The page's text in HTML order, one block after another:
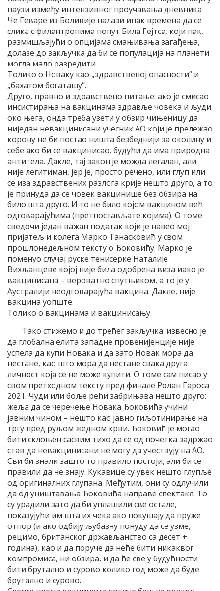
паузи између интензивног проучавања дневника
Че Геваре из Боливије налази ипак времена да се
слика с филантропима попут Била Гејтса, који пак,
размишљајући о опцијама смањивања загађења,
долазе до закључка да би се популација на планети
могла мало разредити.
Толико о Новаку као „здравственој опасности“ и
„бахатом богаташу“.
Друго, правно и здравствено питање: ако је смисао
инсистирања на вакцинама здравље човека и људи
око њега, онда треба узети у обзир чињеницу да
ниједан невакцинисани учесник АО који је прележао
корону не би постао ништа безбеднији за околину и
себе ако би се вакцинисао, будући да има природна
антитела. Дакле, тај закон је можда легалан, али
није легитиман, јер је, просто речено, или глуп или
се иза здравствених разлога крије нешто друго, а то
је принуда да се човек вакцинише без обзира на
било шта друго. И то не било којом вакцином већ
одговарајућима (претпостављате којима). О томе
сведочи један важан податак који је навео мој
пријатељ и колега Марко Танасковић у свом
прошлонедељном тексту о Ђоковићу. Марко је
поменуо случај руске тенисерке Наталије
Вихљанцеве којој није била одобрена виза иако је
вакцинисана – вероватно спутњиком, а то је у
Аустралији неодговарајућа вакцина. Дакле, није
вакцина уопште.
Толико о вакцинама и вакцинисању.
Тако стижемо и до трећег закључка: извесно је
да глобална елита западне провенијенције није
успела да купи Новака и да зато Новак мора да
нестане, као што мора да нестане свака друга
личност која се не може купити. О томе сам писао у
свом претходном тексту пред финале Ролан Гароса
2021. Чуди или боље рећи забрињава нешто друго:
жеља да се черечење Новака Ђоковића учини
јавним чином – нешто као јавно гиљотинирање на
тргу пред руљом жедном крви. Ђоковић је могао
бити склоњен сасвим тихо да се од почетка задржао
став да невакцинисани не могу да учествују на АО.
Сви би знали зашто то правило постоји, али би се
правили да не знају. Кукавице су увек нешто глупље
од оригиналних глупана. Међутим, они су одлучили
да од уништавања Ђоковића направе спектакл. То
су урадили зато да би уплашили све остале,
показујући им шта их чека ако покушају да пруже
отпор (и ако одбију љубазну понуду да се узме,
рецимо, британског држављанство са десет +
година), као и да поруче да неће бити никаквог
компромиса, ни обзира, и да ће све у будућности
бити брутално и сурово колико год може да буде
брутално и сурово.